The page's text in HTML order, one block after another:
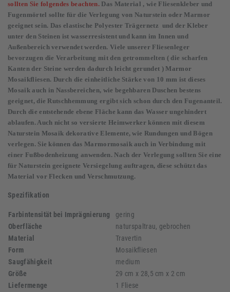
sollten Sie folgendes beachten.Das Material , wie Fliesenkleber und
Fugenmörtel sollte für die Verlegung von Naturstein oder Marmor
geeignet sein. Das elastische Polyester Trägernetz und der Kleber
unter den Steinen ist wasserresistent und kann im Innen und
Außenbereich verwendet werden. Viele unserer Fliesenleger
bevorzugen die Verarbeitung mit den getrommelten ( die scharfen
Kanten der Steine werden dadurch leicht gerundet ) Marmor
Mosaikfliesen. Durch die einheitliche Stärke von 10 mm ist dieses
Mosaik auch in Nassbereichen, wie begehbaren Duschen bestens
geeignet, die Rutschhemmung ergibt sich schon durch den Fugenanteil.
Durch die entstehende ebene Fläche kann das Wasser ungehindert
ablaufen. Auch nicht so versierte Heimwerker können mit diesem
Naturstein Mosaik dekorative Elemente, wie Rundungen und Bögen
verlegen. Sie können das Marmormosaik auch in Verbindung mit
einer Fußbodenheizung anwenden. Nach der Verlegung sollten Sie eine
für Naturstein geeignete Versiegelung auftragen, diese schützt das
Material vor Flecken und Verschmutzung.
Spezifikation
Farbintensität bei Imprägnierung
gering
Oberfläche
naturspaltrau, gebrochen
Material
Travertin
Form
Mosaikfliesen
Saugfähigkeit
medium
Größe
29 cm x 28,5 cm x 2 cm
Liefermenge
1 Fliese